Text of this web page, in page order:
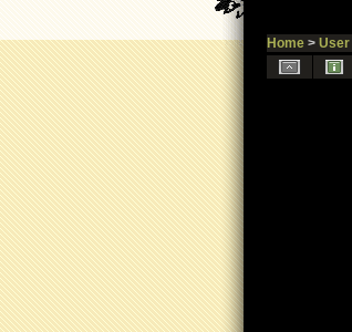
Home> User